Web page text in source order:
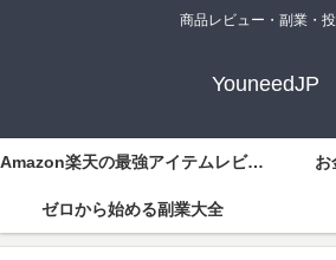
商品レビュー・副業・
YouneedJP
Amazon楽天の最強アイテムレビュー お
ゼロから始める副業大全